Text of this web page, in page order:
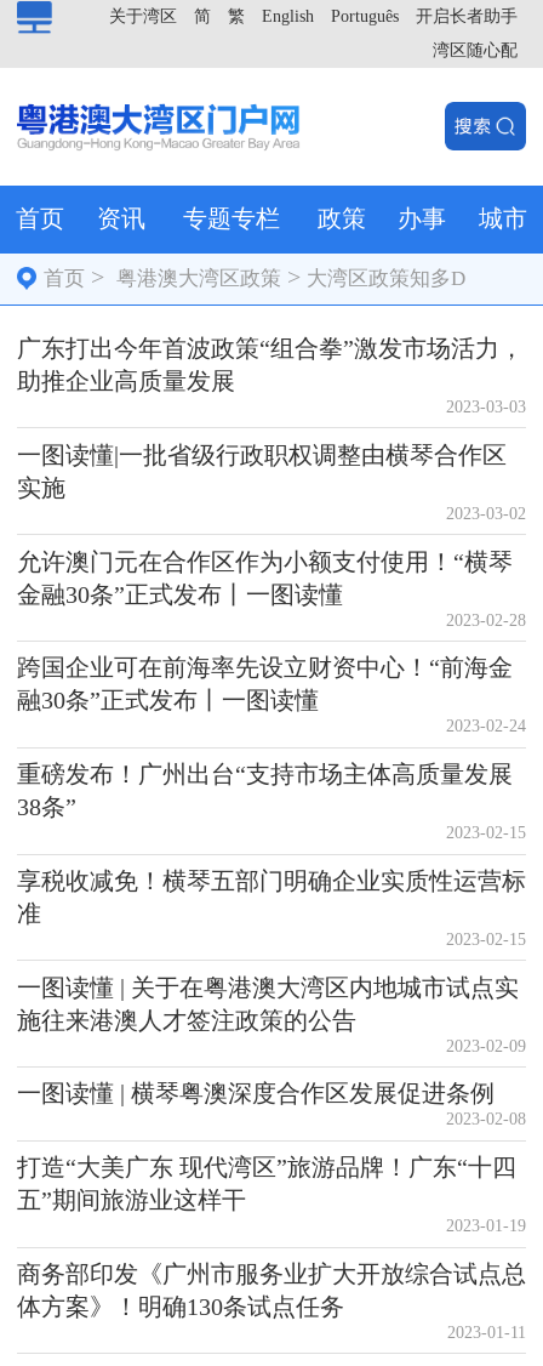
开启长者助手
Português
English
繁
简
关于湾区
湾区随心配
首页 资讯 专题专栏 政策 办事 城市
首页 >粤港澳大湾区政策 > 大湾区政策知多D
广东打出今年首波政策“组合拳”激发市场活力，
助推企业高质量发展
2023-03-03
一图读懂|一批省级行政职权调整由横琴合作区
实施
2023-03-02
允许澳门元在合作区作为小额支付使用！“横琴
金融30条”正式发布丨一图读懂
2023-02-28
跨国企业可在前海率先设立财资中心！“前海金
融30条”正式发布丨一图读懂
2023-02-24
重磅发布！广州出台“支持市场主体高质量发展
38条”
2023-02-15
享税收减免！横琴五部门明确企业实质性运营标
准
2023-02-15
一图读懂 | 关于在粤港澳大湾区内地城市试点实
施往来港澳人才签注政策的公告
2023-02-09
一图读懂 | 横琴粤澳深度合作区发展促进条例
2023-02-08
打造“大美广东 现代湾区”旅游品牌！广东“十四
五”期间旅游业这样干
2023-01-19
商务部印发《广州市服务业扩大开放综合试点总
体方案》！明确130条试点任务
2023-01-11